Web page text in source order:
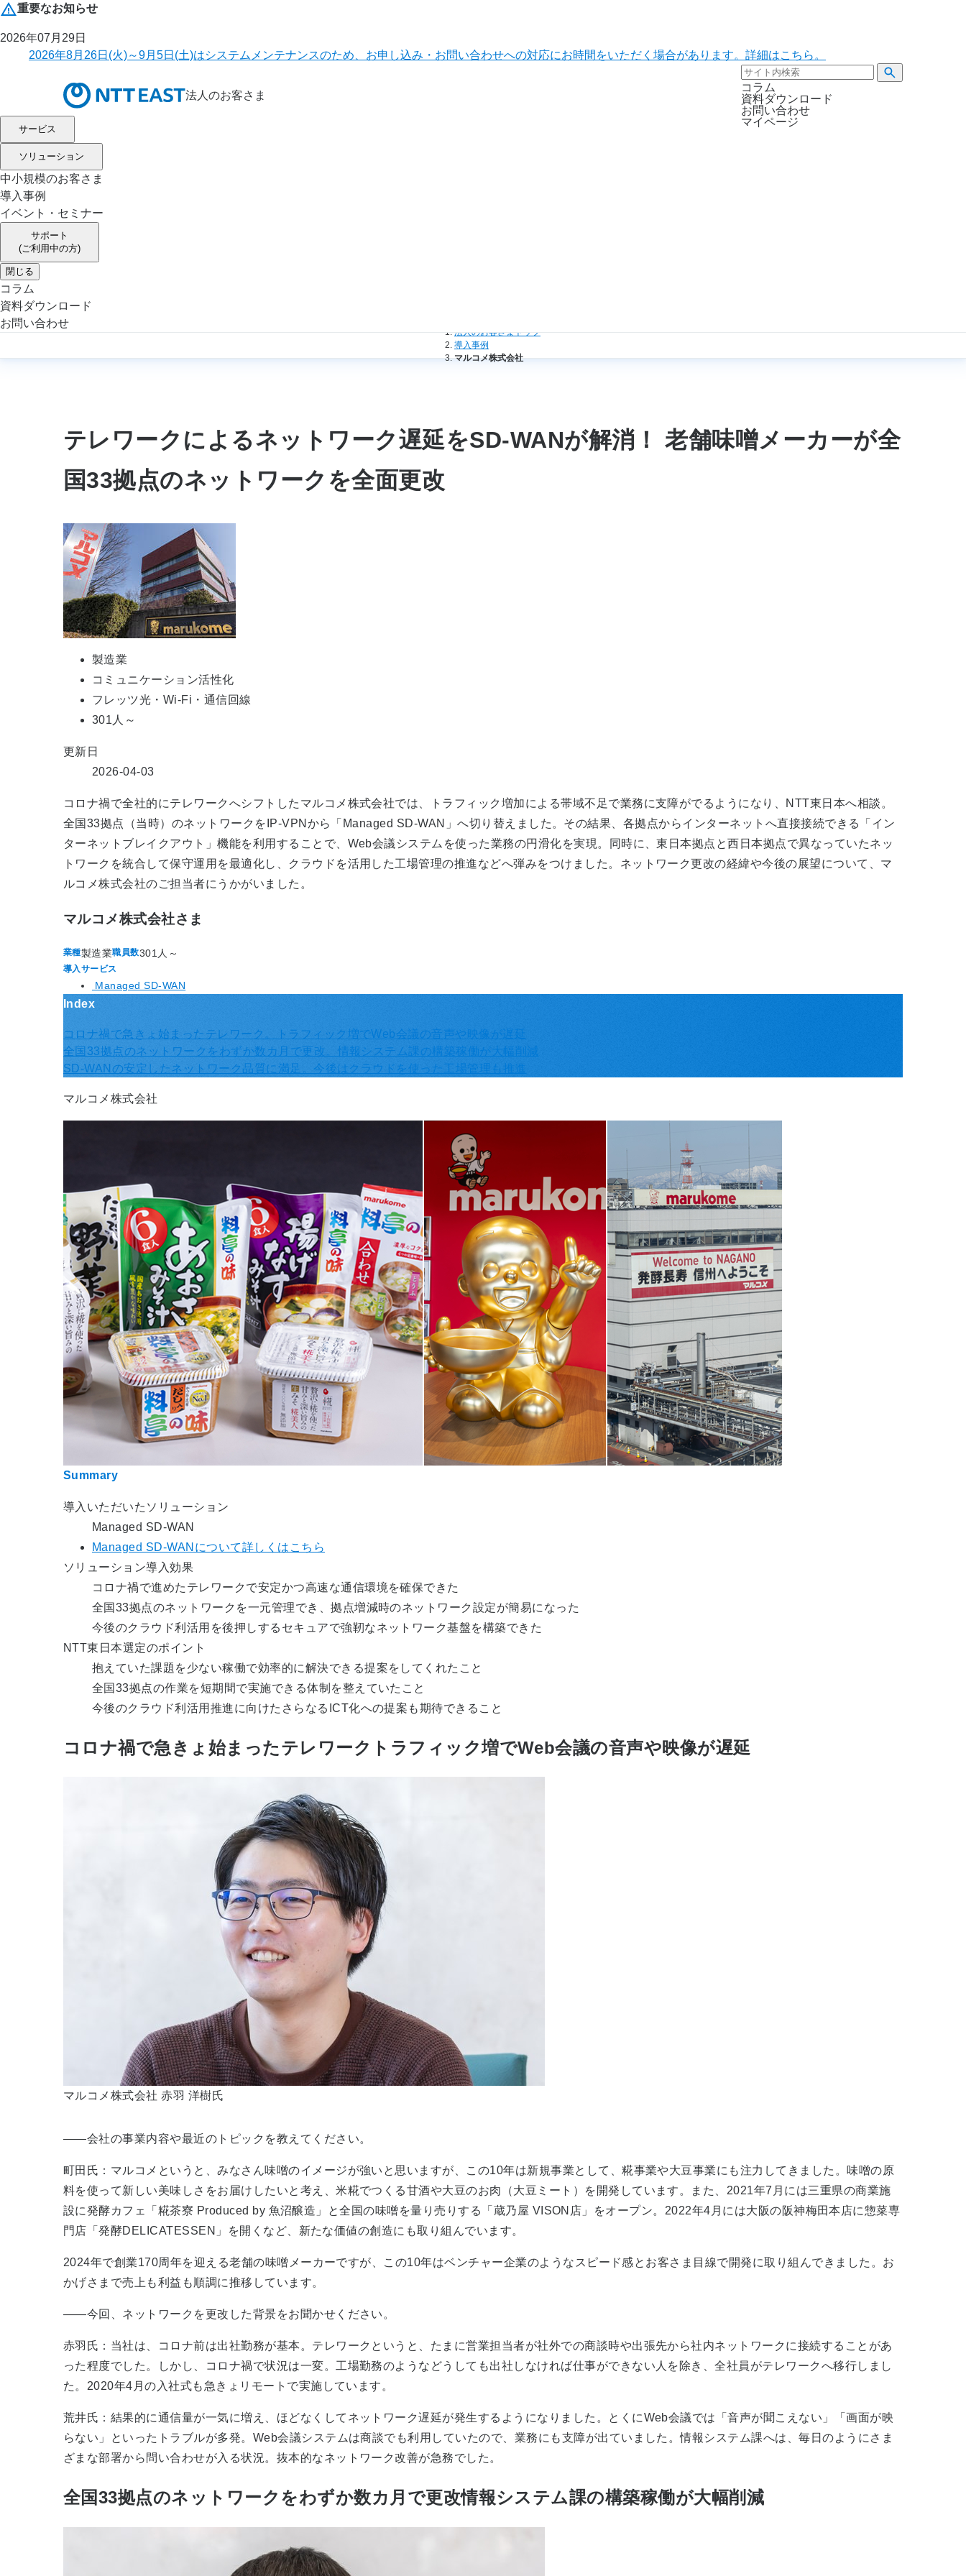
重要なお知らせ
2026年07月29日
2026年8月26日(火)～9月5日(土)はシステムメンテナンスのため、お申し込み・お問い合わせへの対応にお時間をいただく場合があります。詳細はこちら。
法人のお客さま
コラム
資料ダウンロード
お問い合わせ
マイページ
サービス
ソリューション
中小規模のお客さま
導入事例
イベント・セミナー
サポート
(ご利用中の方)
閉じる
コラム
資料ダウンロード
お問い合わせ
法人のお客さまトップ
導入事例
マルコメ株式会社
テレワークによるネットワーク遅延をSD-WANが解消！ 老舗味噌メーカーが全
国33拠点のネットワークを全面更改
製造業
コミュニケーション活性化
フレッツ光・Wi-Fi・通信回線
301人～
更新日
2026-04-03
コロナ禍で全社的にテレワークへシフトしたマルコメ株式会社では、トラフィック増加による帯域不足で業務に支障がでるようになり、NTT東日本へ相談。
全国33拠点（当時）のネットワークをIP-VPNから「Managed SD-WAN」へ切り替えました。その結果、各拠点からインターネットへ直接接続できる「イン
ターネットブレイクアウト」機能を利用することで、Web会議システムを使った業務の円滑化を実現。同時に、東日本拠点と西日本拠点で異なっていたネッ
トワークを統合して保守運用を最適化し、クラウドを活用した工場管理の推進などへ弾みをつけました。ネットワーク更改の経緯や今後の展望について、マ
ルコメ株式会社のご担当者にうかがいました。
マルコメ株式会社さま
業種製造業職員数301人～
導入サービス
​ Managed SD-WAN
Index
コロナ禍で急きょ始まったテレワーク。トラフィック増でWeb会議の音声や映像が遅延
全国33拠点のネットワークをわずか数カ月で更改。情報システム課の構築稼働が大幅削減
SD-WANの安定したネットワーク品質に満足。今後はクラウドを使った工場管理も推進
マルコメ株式会社
Summary
導入いただいたソリューション
Managed SD-WAN
Managed SD-WANについて詳しくはこちら
ソリューション導入効果
コロナ禍で進めたテレワークで安定かつ高速な通信環境を確保できた
全国33拠点のネットワークを一元管理でき、拠点増減時のネットワーク設定が簡易になった
今後のクラウド利活用を後押しするセキュアで強靭なネットワーク基盤を構築できた
NTT東日本選定のポイント
抱えていた課題を少ない稼働で効率的に解決できる提案をしてくれたこと
全国33拠点の作業を短期間で実施できる体制を整えていたこと
今後のクラウド利活用推進に向けたさらなるICT化への提案も期待できること
コロナ禍で急きょ始まったテレワークトラフィック増でWeb会議の音声や映像が遅延
マルコメ株式会社 赤羽 洋樹氏
――会社の事業内容や最近のトピックを教えてください。
町田氏：マルコメというと、みなさん味噌のイメージが強いと思いますが、この10年は新規事業として、糀事業や大豆事業にも注力してきました。味噌の原
料を使って新しい美味しさをお届けしたいと考え、米糀でつくる甘酒や大豆のお肉（大豆ミート）を開発しています。また、2021年7月には三重県の商業施
設に発酵カフェ「糀茶寮 Produced by 魚沼醸造」と全国の味噌を量り売りする「蔵乃屋 VISON店」をオープン。2022年4月には大阪の阪神梅田本店に惣菜専
門店「発酵DELICATESSEN」を開くなど、新たな価値の創造にも取り組んでいます。
2024年で創業170周年を迎える老舗の味噌メーカーですが、この10年はベンチャー企業のようなスピード感とお客さま目線で開発に取り組んできました。お
かげさまで売上も利益も順調に推移しています。
――今回、ネットワークを更改した背景をお聞かせください。
赤羽氏：当社は、コロナ前は出社勤務が基本。テレワークというと、たまに営業担当者が社外での商談時や出張先から社内ネットワークに接続することがあ
った程度でした。しかし、コロナ禍で状況は一変。工場勤務のようなどうしても出社しなければ仕事ができない人を除き、全社員がテレワークへ移行しまし
た。2020年4月の入社式も急きょリモートで実施しています。
荒井氏：結果的に通信量が一気に増え、ほどなくしてネットワーク遅延が発生するようになりました。とくにWeb会議では「音声が聞こえない」「画面が映
らない」といったトラブルが多発。Web会議システムは商談でも利用していたので、業務にも支障が出ていました。情報システム課へは、毎日のようにさま
ざまな部署から問い合わせが入る状況。抜本的なネットワーク改善が急務でした。
全国33拠点のネットワークをわずか数カ月で更改情報システム課の構築稼働が大幅削減